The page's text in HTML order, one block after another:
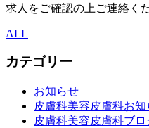
求人をご確認の上ご連絡く
ALL
カテゴリー
お知らせ
皮膚科美容皮膚科お知
皮膚科美容皮膚科ブロ